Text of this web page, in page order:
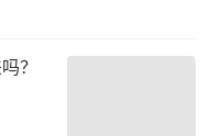
？